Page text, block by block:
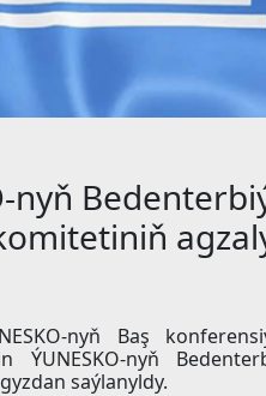
nyň
nyň Baş
ÝUNESKO-nyň
saýlanyldy.